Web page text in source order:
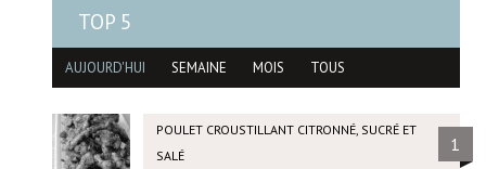
TOP 5
AUJOURD'HUI SEMAINE MOIS TOUS
POULET CROUSTILLANT CITRONNÉ, SUCRÉ ET
SALÉ
1